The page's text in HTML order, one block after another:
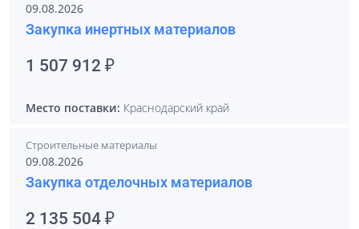
09.08.2026
Закупка инертных материалов
1 507 912 ₽
Место поставки: Краснодарский край
Строительные материалы
09.08.2026
Закупка отделочных материалов
2 135 504 ₽